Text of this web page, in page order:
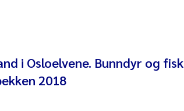
i Osloelvene. Bunndyr og fisk
2018